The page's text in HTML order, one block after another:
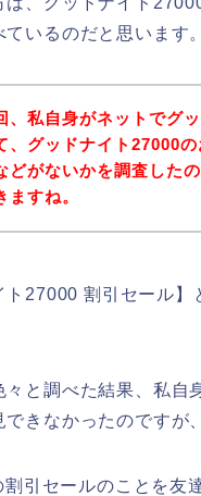
いるのだと思います。
、私自身がネットでグ
、グッドナイト27000
どがないかを調査した
ますね。
ト27000 割引セール
と調べた結果、私
きなかったのですが
引セールのことを友